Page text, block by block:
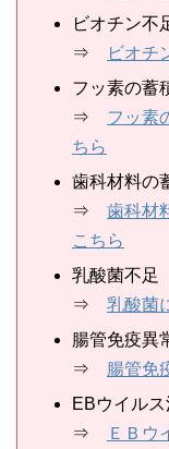
ビオチン不
⇒
ビオチ
フッ素の蓄
⇒ フッ素
ちら
歯科材料の
⇒ 歯科材
こちら
乳酸菌不足
⇒ 乳酸菌
腸管免疫異
⇒
腸管免
EBウイル
⇒
ＥＢウ